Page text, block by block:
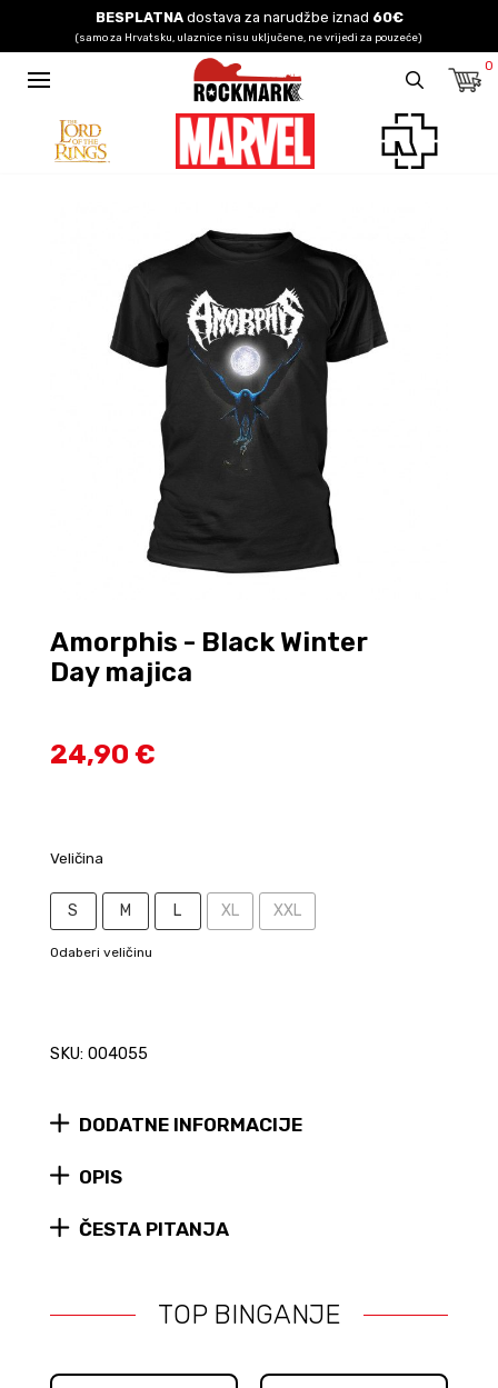
BESPLATNAdostava za narudžbe iznad 60€
(samo za Hrvatsku, ulaznice nisu uključene, ne vrijedi za pouzeće)
0
Amorphis - Black Winter
Day majica
24,90 €
Veličina
S M L XL XXL
Odaberi veličinu
SKU: 004055
DODATNE INFORMACIJE
OPIS
ČESTA PITANJA
TOP BINGANJE